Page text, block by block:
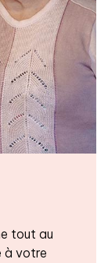
tout au
à votre